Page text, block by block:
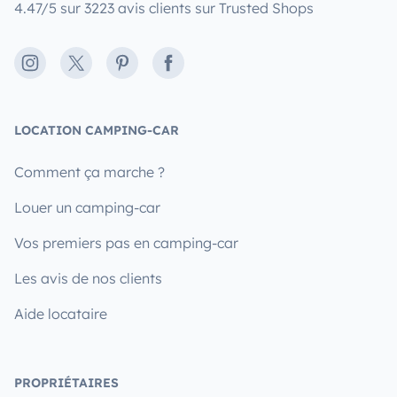
4.47/5 sur 3223 avis clients sur Trusted Shops
Instagram
X PinterestFacebook
LOCATION CAMPING-CAR
Comment ça marche ?
Louer un camping-car
Vos premiers pas en camping-car
Les avis de nos clients
Aide locataire
PROPRIÉTAIRES